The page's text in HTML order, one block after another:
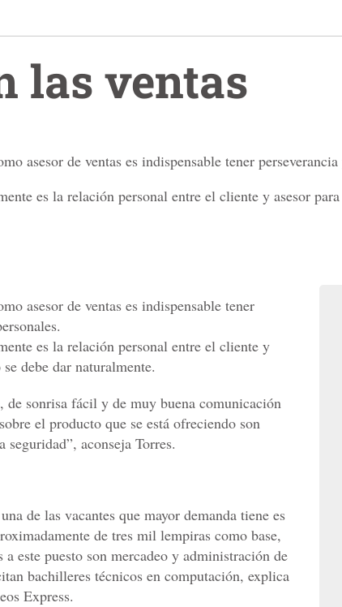
las ventas
asesor de ventas es indispensable tener
es la relación personal entre el cliente y asesor
asesor de ventas es indispensable tener
es la relación personal entre el cliente y
debe dar naturalmente.
de sonrisa fácil y de muy buena comunicación
el producto que se está ofreciendo son
aconseja Torres.
de las vacantes que mayor demanda tiene es
de tres mil lempiras como base,
este puesto son mercadeo y administración de
bachilleres técnicos en computación, explica
Express.